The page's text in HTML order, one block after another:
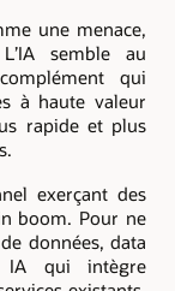
une menace,
semble au
qui
à haute valeur
rapide et plus
exerçant des
boom. Pour ne
données, data
IA qui intègre